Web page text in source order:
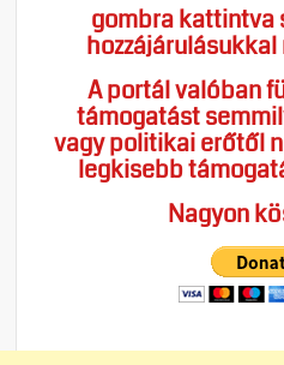
gombra kattintva
A portál valóban
támogatást
vagy politikai erőtől
legkisebb
Nagyon